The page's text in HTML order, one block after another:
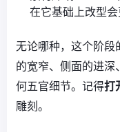
在它基础上改型会
无论哪种，这个阶段
的宽窄、侧面的进
何五官细节。记得打
雕刻。